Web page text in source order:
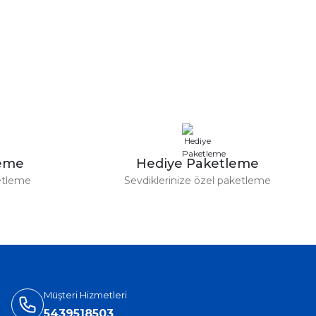
Hediye Paketleme
Sevdiklerinize özel paketleme
Müşteri Hizmetleri
5439518503